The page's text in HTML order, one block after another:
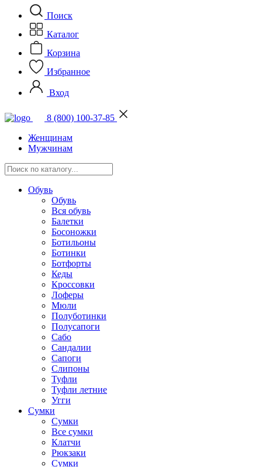
Поиск
Каталог
Корзина
Избранное
Вход
8 (800) 100-37-85
Женщинам
Мужчинам
Обувь
Обувь
Вся обувь
Балетки
Босоножки
Ботильоны
Ботинки
Ботфорты
Кеды
Кроссовки
Лоферы
Мюли
Полуботинки
Полусапоги
Сабо
Сандалии
Сапоги
Слипоны
Туфли
Туфли летние
Угги
Сумки
Сумки
Все сумки
Клатчи
Рюкзаки
Сумки